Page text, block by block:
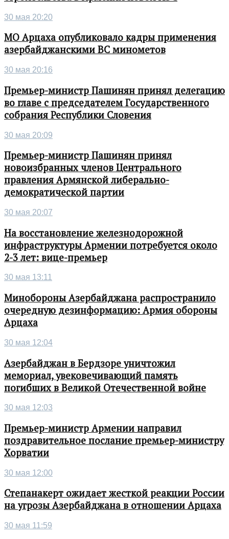
30 мая 20:20
МО Арцаха опубликовало кадры применения
азербайджанскими ВС минометов
30 мая 20:16
Премьер-министр Пашинян принял делегацию
во главе с председателем Государственного
собрания Республики Словения
30 мая 20:09
Премьер-министр Пашинян принял
новоизбранных членов Центрального
правления Армянской либерально-
демократической партии
30 мая 20:07
На восстановление железнодорожной
инфраструктуры Армении потребуется около
2-3 лет: вице-премьер
30 мая 13:11
Минобороны Азербайджана распространило
очередную дезинформацию: Армия обороны
Арцаха
30 мая 12:04
Азербайджан в Бердзоре уничтожил
мемориал, увековечивающий память
погибших в Великой Отечественной войне
30 мая 12:03
Премьер-министр Армении направил
поздравительное послание премьер-министру
Хорватии
30 мая 12:00
Степанакерт ожидает жесткой реакции России
на угрозы Азербайджана в отношении Арцаха
30 мая 11:59